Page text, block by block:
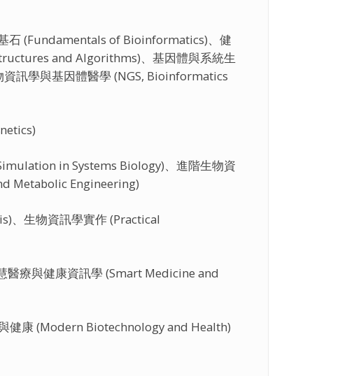
石 (Fundamentals of Bioinformatics)、健
and Algorithms)、基因體與系統生
訊學與基因體醫學 (NGS, Bioinformatics
in Systems Biology)、進階生物資
Metabolic Engineering)
、生物資訊學實作 (Practical
療與健康資訊學 (Smart Medicine and
健康 (Modern Biotechnology and Health)